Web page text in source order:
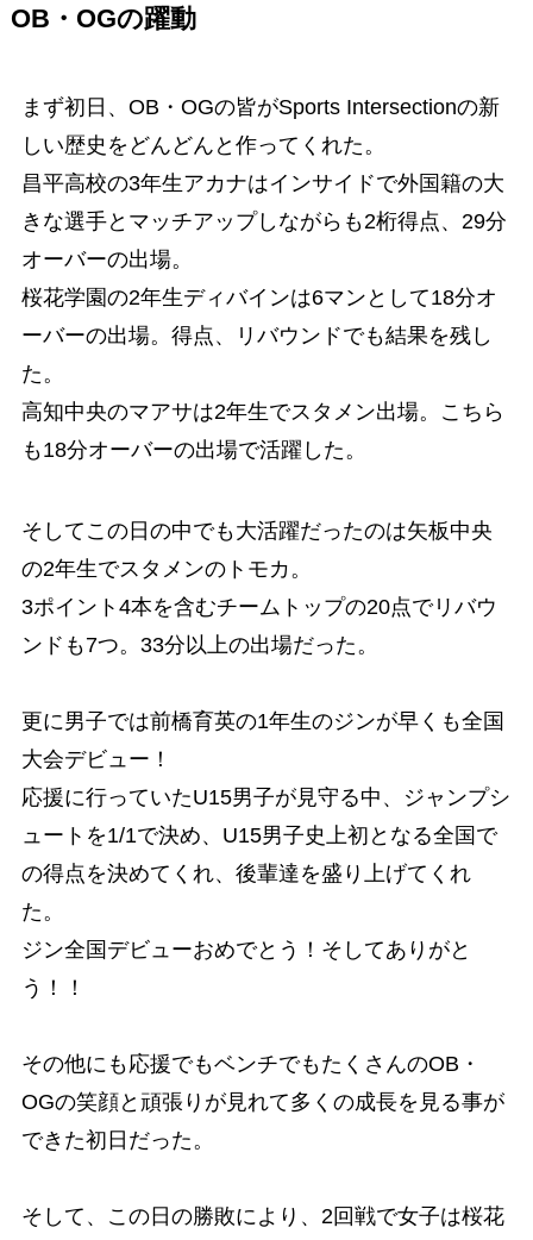
OB・OGの躍動
まず初日、OB・OGの皆がSports Intersectionの新
しい歴史をどんどんと作ってくれた。
昌平高校の3年生アカナはインサイドで外国籍の大
きな選手とマッチアップしながらも2桁得点、29分
オーバーの出場。
桜花学園の2年生ディバインは6マンとして18分オ
ーバーの出場。得点、リバウンドでも結果を残し
た。
高知中央のマアサは2年生でスタメン出場。こちら
も18分オーバーの出場で活躍した。
そしてこの日の中でも大活躍だったのは矢板中央
の2年生でスタメンのトモカ。
3ポイント4本を含むチームトップの20点でリバウ
ンドも7つ。33分以上の出場だった。
更に男子では前橋育英の1年生のジンが早くも全国
大会デビュー！
応援に行っていたU15男子が見守る中、ジャンプシ
ュートを1/1で決め、U15男子史上初となる全国で
の得点を決めてくれ、後輩達を盛り上げてくれ
た。
ジン全国デビューおめでとう！そしてありがと
う！！
その他にも応援でもベンチでもたくさんのOB・
OGの笑顔と頑張りが見れて多くの成長を見る事が
できた初日だった。
そして、この日の勝敗により、2回戦で女子は桜花